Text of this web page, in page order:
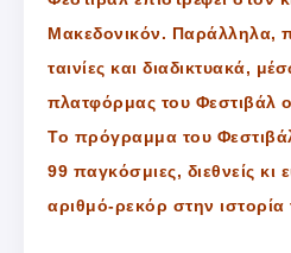
Μακεδονικόν. Παράλληλα,
ταινίες και διαδικτυακά,
πλατφόρμας του Φεστιβάλ
Το πρόγραμμα του
99 παγκόσμιες, διεθνείς κι
αριθμό-ρεκόρ στην